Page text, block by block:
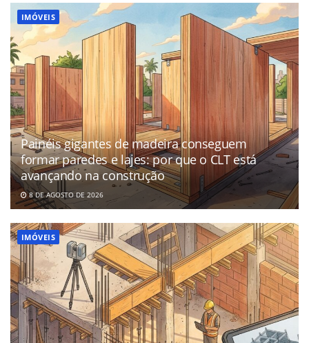
IMÓVEIS
Painéis gigantes de madeira conseguem
formar paredes e lajes: por que o CLT está
avançando na construção
8 DE AGOSTO DE 2026
IMÓVEIS